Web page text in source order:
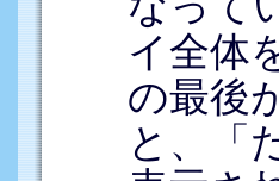
イ全体
の最後
と、「